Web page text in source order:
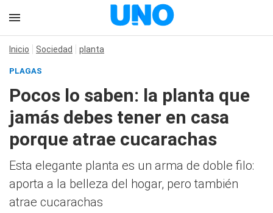
Inicio Sociedad planta
PLAGAS
Pocos lo saben: la planta que
jamás debes tener en casa
porque atrae cucarachas
Esta elegante planta es un arma de doble filo:
aporta a la belleza del hogar, pero también
atrae cucarachas